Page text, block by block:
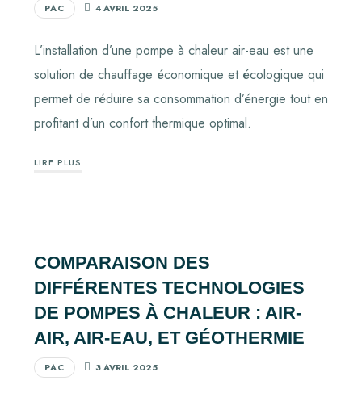
PAC 4 AVRIL 2025
L’installation d’une pompe à chaleur air-eau est une
solution de chauffage économique et écologique qui
permet de réduire sa consommation d’énergie tout en
profitant d’un confort thermique optimal.
LIRE PLUS
COMPARAISON DES
DIFFÉRENTES TECHNOLOGIES
DE POMPES À CHALEUR : AIR-
AIR, AIR-EAU, ET GÉOTHERMIE
PAC 3 AVRIL 2025